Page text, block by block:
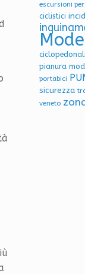
escursioni
ciclistici
ciclopedonali
pianura
portabici
sicurezza
veneto